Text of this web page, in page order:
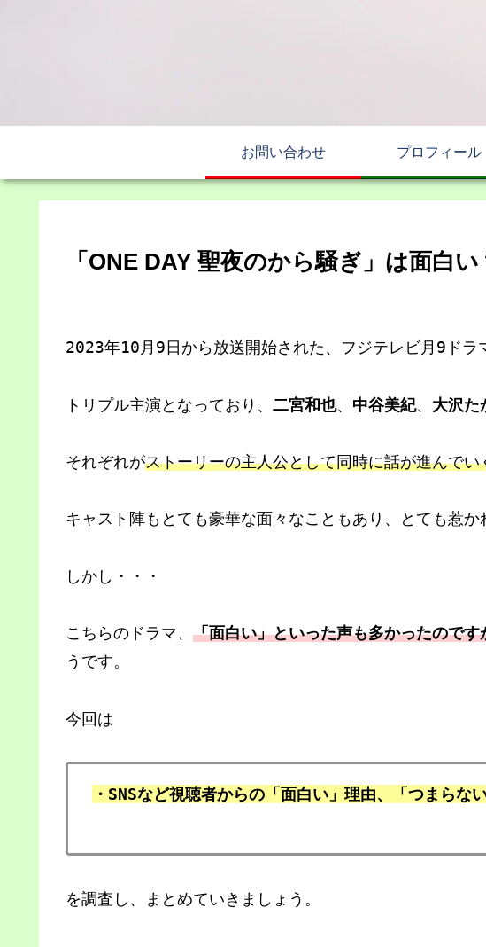
お問い合わせ プロフィール
「ONE DAY 聖夜のから騒ぎ」は面白
2023年10月9日から放送開始された、フジテレビ月9ドラ
トリプル主演となっており、 二宮和也、 中谷美紀、 大沢た
それぞれがストーリーの主人公として同時に話が進んでい
キャスト陣もとても豪華な面々なこともあり、とても惹か
しかし・・・
こちらのドラマ、 「面白い」といった声も多かったので
うです。
今回は
・SNSなど視聴者からの「面白い」理由、「つまらな
を調査し、まとめていきましょう。